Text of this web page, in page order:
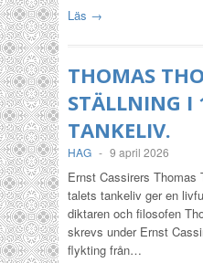
Läs →
THOMAS
STÄLLNING I
TANKELIV.
HAG - 9 april 2026
Ernst Cassirers Thomas
talets tankeliv ger en
diktaren och filosofen
skrevs under Ernst
flykting från…